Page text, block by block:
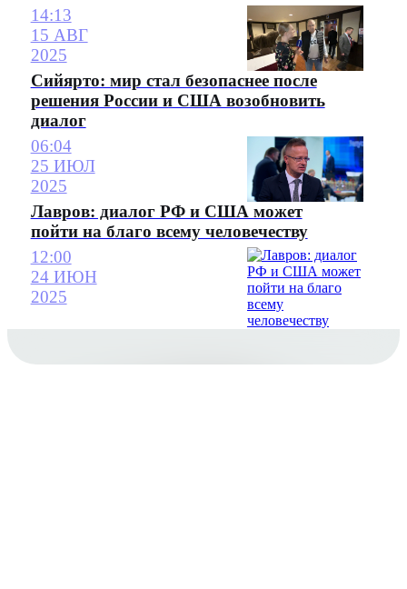
14:13
15 АВГ
2025
Сийярто: мир стал безопаснее после
решения России и США возобновить
диалог
06:04
25 ИЮЛ
2025
Лавров: диалог РФ и США может
пойти на благо всему человечеству
12:00
24 ИЮН
2025